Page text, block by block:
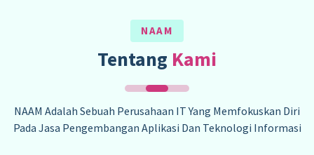
NAAM
Tentang Kami
NAAM Adalah Sebuah Perusahaan IT Yang Memfokuskan Diri
Pada Jasa Pengembangan Aplikasi Dan Teknologi Informasi